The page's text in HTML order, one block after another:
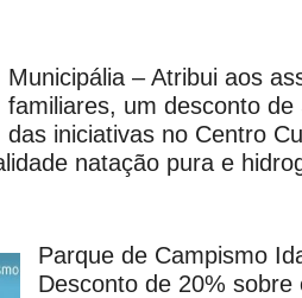
Municipália – Atribui aos
familiares, um desconto
das iniciativas no Centro
natação pura e
Parque de Campismo
Desconto de 20%